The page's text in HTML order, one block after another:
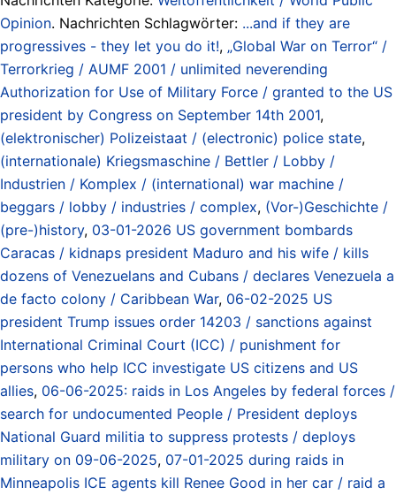
Opinion. Nachrichten Schlagwörter: ...and if they are
progressives - they let you do it!, „Global War on Terror“ /
Terrorkrieg / AUMF 2001 / unlimited neverending
Authorization for Use of Military Force / granted to the US
president by Congress on September 14th 2001,
(elektronischer) Polizeistaat / (electronic) police state,
(internationale) Kriegsmaschine / Bettler / Lobby /
Industrien / Komplex / (international) war machine /
beggars / lobby / industries / complex, (Vor-)Geschichte /
(pre-)history, 03-01-2026 US government bombards
Caracas / kidnaps president Maduro and his wife / kills
dozens of Venezuelans and Cubans / declares Venezuela a
de facto colony / Caribbean War, 06-02-2025 US
president Trump issues order 14203 / sanctions against
International Criminal Court (ICC) / punishment for
persons who help ICC investigate US citizens and US
allies, 06-06-2025: raids in Los Angeles by federal forces /
search for undocumented People / President deploys
National Guard militia to suppress protests / deploys
military on 09-06-2025, 07-01-2025 during raids in
Minneapolis ICE agents kill Renee Good in her car / raid a